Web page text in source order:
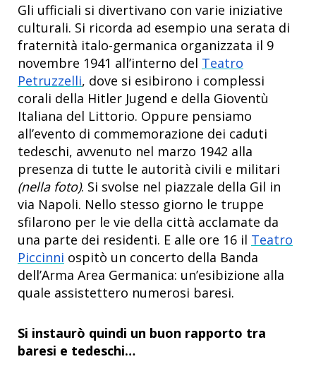
Gli ufficiali si divertivano con varie iniziative
culturali. Si ricorda ad esempio una serata di
fraternità italo-germanica organizzata il 9
novembre 1941 all’interno del Teatro
Petruzzelli, dove si esibirono i complessi
corali della Hitler Jugend e della Gioventù
Italiana del Littorio. Oppure pensiamo
all’evento di commemorazione dei caduti
tedeschi, avvenuto nel marzo 1942 alla
presenza di tutte le autorità civili e militari
(nella foto). Si svolse nel piazzale della Gil in
via Napoli. Nello stesso giorno le truppe
sfilarono per le vie della città acclamate da
una parte dei residenti. E alle ore 16 il Teatro
Piccinni ospitò un concerto della Banda
dell’Arma Area Germanica: un’esibizione alla
quale assistettero numerosi baresi.
Si instaurò quindi un buon rapporto tra
baresi e tedeschi…